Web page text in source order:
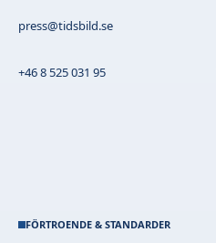
press@tidsbild.se
+46 8 525 031 95
FÖRTROENDE & STANDARDER